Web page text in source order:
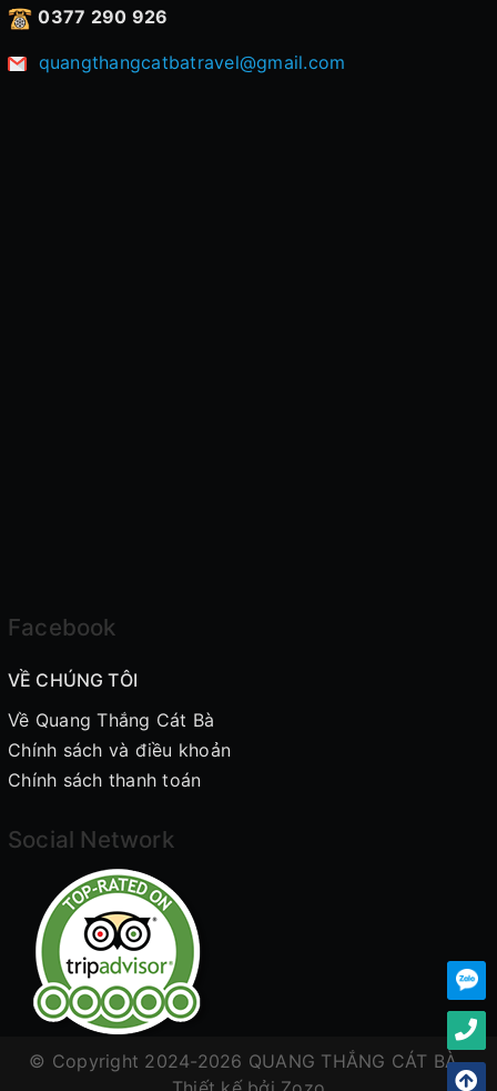
0377 290 926
quangthangcatbatravel@gmail.com
Facebook
VỀ CHÚNG TÔI
Về Quang Thắng Cát Bà
Chính sách và điều khoản
Chính sách thanh toán
Social Network
© Copyright 2024-2026 QUANG THẮNG CÁT BÀ .